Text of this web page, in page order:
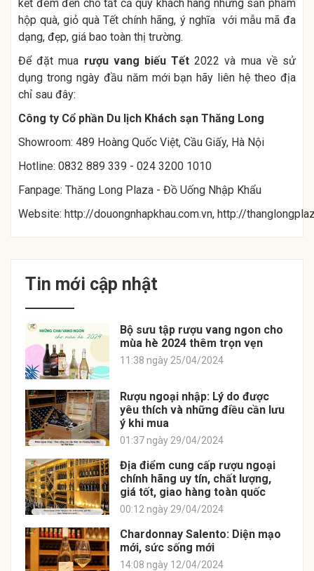
kết đem đến cho tất cả quý khách hàng những sản phẩm
hộp quà, giỏ quà Tết chính hãng, ý nghĩa với mẫu mã đa
dạng, đẹp, giá bao toàn thị trường.
Để đặt mua rượu vang biếu Tết 2022 và mua về sử
dụng trong ngày đầu năm mới bạn hãy liên hệ theo địa
chỉ sau đây:
Công ty Cổ phần Du lịch Khách sạn Thăng Long
Showroom: 489 Hoàng Quốc Việt, Cầu Giấy, Hà Nội
Hotline: 0832 889 339 - 024 3200 1010
Fanpage: Thăng Long Plaza - Đồ Uống Nhập Khẩu
Website: http://douongnhapkhau.com.vn, http://
Tin mới cập nhật
Bộ sưu tập rượu vang ngon cho
mùa hè 2024 thêm trọn vẹn
11:38 ngày 25/04/2024
Rượu ngoại nhập: Lý do được
yêu thích và những điều cần lưu
ý khi mua
01:37 ngày 29/04/2024
Địa điểm cung cấp rượu ngoại
chính hãng uy tín, chất lượng,
giá tốt, giao hàng toàn quốc
00:12 ngày 29/04/2024
Chardonnay Salento: Diện mạo
mới, sức sống mới
14:08 ngày 12/04/2024